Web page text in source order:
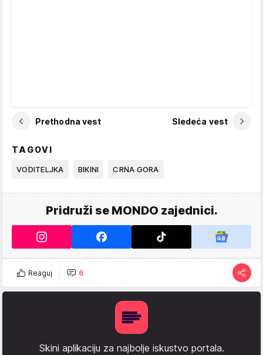
Prethodna vest Sledeća vest
TAGOVI
VODITELJKA BIKINI CRNA GORA
Pridruži se MONDO zajednici.
Reaguj 6
Skini aplikaciju za najbolje iskustvo portala.